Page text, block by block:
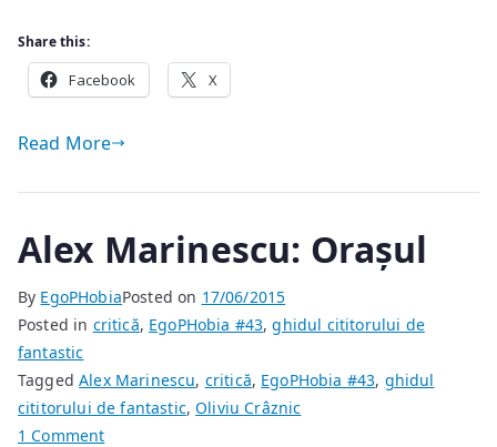
Share this:
Facebook X
Read More
Alex Marinescu: Orașul
By EgoPHobiaPosted on 17/06/2015
Posted in critică, EgoPHobia #43,ghidul cititorului de
fantastic
TaggedAlex Marinescu, critică, EgoPHobia #43, ghidul
cititorului de fantastic,Oliviu Crâznic
1 Commenton